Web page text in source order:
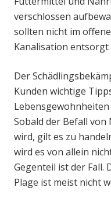
verschlossen
sollten nicht im
Kanalisation entsorgt
Der
Kunden wichtige
Sobald der Befall
wird, gilt es zu
wird es von allein
Gegenteil ist der Fall.
Plage ist meist nicht